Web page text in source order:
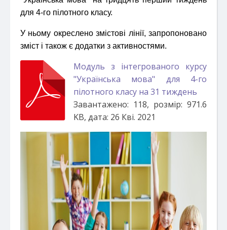
для 4-го пілотного класу.
У ньому окреслено змістові лінії, запропоновано
зміст і також є додатки з активностями.
Модуль з інтегрованого курсу
"Українська мова" для 4-го
пілотного класу на 31 тиждень
Завантажено: 118, розмір: 971.6
KB, дата: 26 Кві. 2021